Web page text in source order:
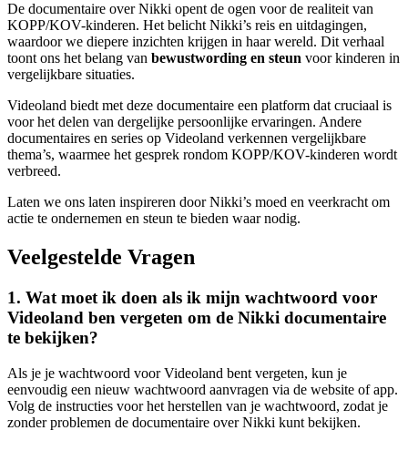
De documentaire over Nikki opent de ogen voor de realiteit van
KOPP/KOV-kinderen. Het belicht Nikki’s reis en uitdagingen,
waardoor we diepere inzichten krijgen in haar wereld. Dit verhaal
toont ons het belang van bewustwording en steun voor kinderen in
vergelijkbare situaties.
Videoland biedt met deze documentaire een platform dat cruciaal is
voor het delen van dergelijke persoonlijke ervaringen. Andere
documentaires en series op Videoland verkennen vergelijkbare
thema’s, waarmee het gesprek rondom KOPP/KOV-kinderen wordt
verbreed.
Laten we ons laten inspireren door Nikki’s moed en veerkracht om
actie te ondernemen en steun te bieden waar nodig.
Veelgestelde Vragen
1. Wat moet ik doen als ik mijn wachtwoord voor
Videoland ben vergeten om de Nikki documentaire
te bekijken?
Als je je wachtwoord voor Videoland bent vergeten, kun je
eenvoudig een nieuw wachtwoord aanvragen via de website of app.
Volg de instructies voor het herstellen van je wachtwoord, zodat je
zonder problemen de documentaire over Nikki kunt bekijken.